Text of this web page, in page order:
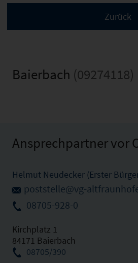
Baierbach (09274118)
Ansprechpartner vor
Helmut Neudecker (Erster
poststelle@vg-
08705-928-0
Kirchplatz 1
84171 Baierbach
08705/390